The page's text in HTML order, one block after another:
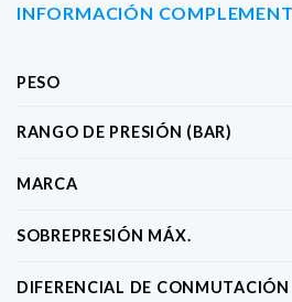
INFORMACIÓN
PESO
RANGO DE PRESIÓN (BAR)
MARCA
SOBREPRESIÓN MÁX.
DIFERENCIAL DE CONMUTACIÓN